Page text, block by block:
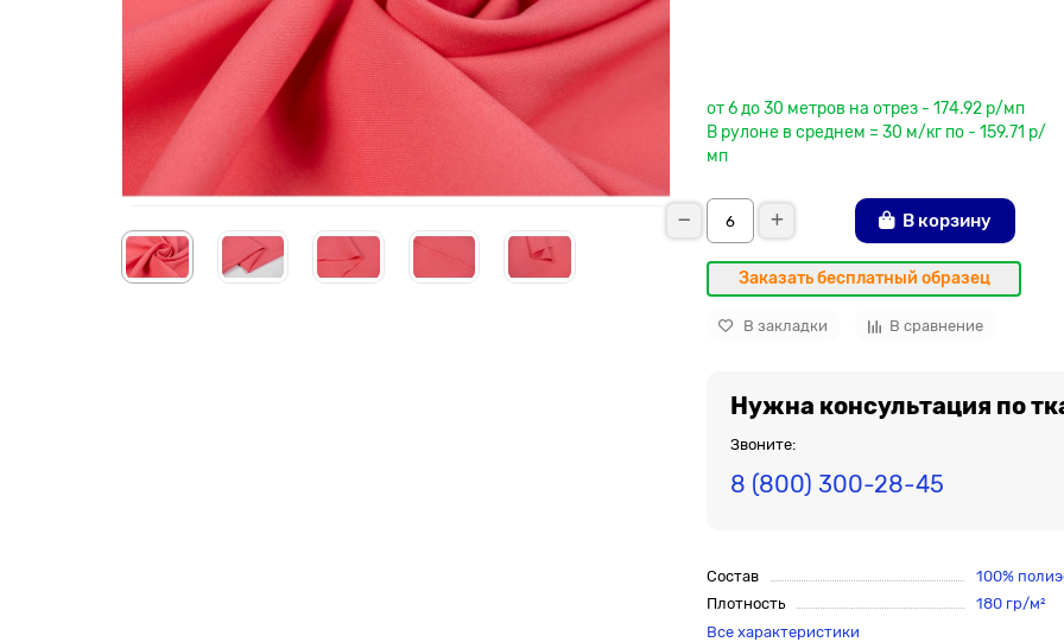
от 6 до 30 метров на отрез - 174.92 р/мп
В рулоне в среднем = 30 м/кг по - 159.71 р/
мп
В корзину
Заказать бесплатный образец
В закладки В сравнение
Нужна консультация по
Звоните:
8 (800) 300-28-45
Состав
100%
Плотность
180 гр/м²
Все характеристики